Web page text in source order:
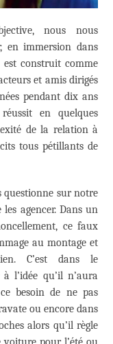
nous nous
en immersion dans
est construit comme
et amis dirigés
pendant dix ans
en quelques
de la relation à
tous pétillants de
questionne sur notre
agencer. Dans un
ce faux
au montage et
C’est dans le
l’idée qu’il n’aura
besoin de ne pas
ou encore dans
alors qu’il règle